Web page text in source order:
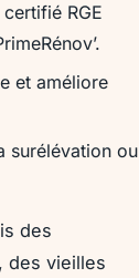
RGE
et améliore
surélévation ou
des
des vieilles